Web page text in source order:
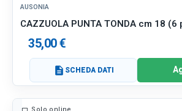
AUSONIA
CAZZUOLA PUNTA TONDA cm 18 (6
35,00 €
description SCHEDA DATI